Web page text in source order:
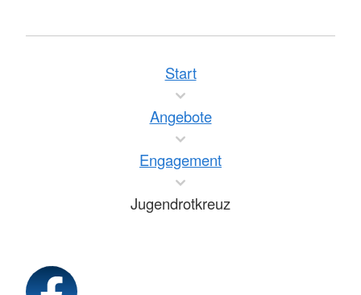
Start
Angebote
Engagement
Jugendrotkreuz